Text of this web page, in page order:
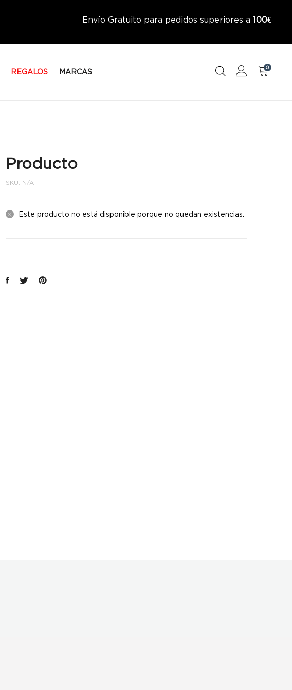
Envío Gratuito para pedidos superiores a 100€
REGALOS MARCAS
0
Producto
SKU: N/A
Este producto no está disponible porque no quedan existencias.